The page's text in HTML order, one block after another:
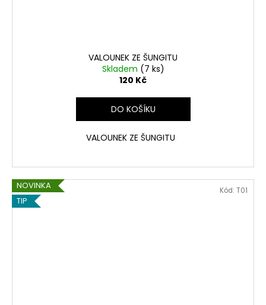
VALOUNEK ZE ŠUNGITU
Skladem (7 ks)
120 Kč
DO KOŠÍKU
VALOUNEK ZE ŠUNGITU
NOVINKA
TIP
Kód: T01